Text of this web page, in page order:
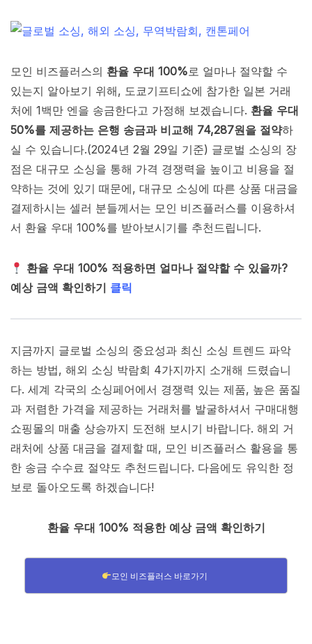
모인 비즈플러스의 환율 우대 100%로 얼마나 절약할 수
있는지 알아보기 위해, 도쿄기프티쇼에 참가한 일본 거래
처에 1백만 엔을 송금한다고 가정해 보겠습니다. 환율 우대
50%를 제공하는 은행 송금과 비교해 74,287원을 절약하
실 수 있습니다.(2024년 2월 29일 기준) 글로벌 소싱의 장
점은 대규모 소싱을 통해 가격 경쟁력을 높이고 비용을 절
약하는 것에 있기 때문에, 대규모 소싱에 따른 상품 대금을
결제하시는 셀러 분들께서는 모인 비즈플러스를 이용하셔
서 환율 우대 100%를 받아보시기를 추천드립니다.
환율 우대 100% 적용하면 얼마나 절약할 수 있을까?
예상 금액 확인하기 클릭
지금까지 글로벌 소싱의 중요성과 최신 소싱 트렌드 파악
하는 방법, 해외 소싱 박람회 4가지까지 소개해 드렸습니
다. 세계 각국의 소싱페어에서 경쟁력 있는 제품, 높은 품질
과 저렴한 가격을 제공하는 거래처를 발굴하셔서 구매대행
쇼핑몰의 매출 상승까지 도전해 보시기 바랍니다. 해외 거
래처에 상품 대금을 결제할 때, 모인 비즈플러스 활용을 통
한 송금 수수료 절약도 추천드립니다. 다음에도 유익한 정
보로 돌아오도록 하겠습니다!
환율 우대 100% 적용한 예상 금액 확인하기
모인 비즈플러스 바로가기